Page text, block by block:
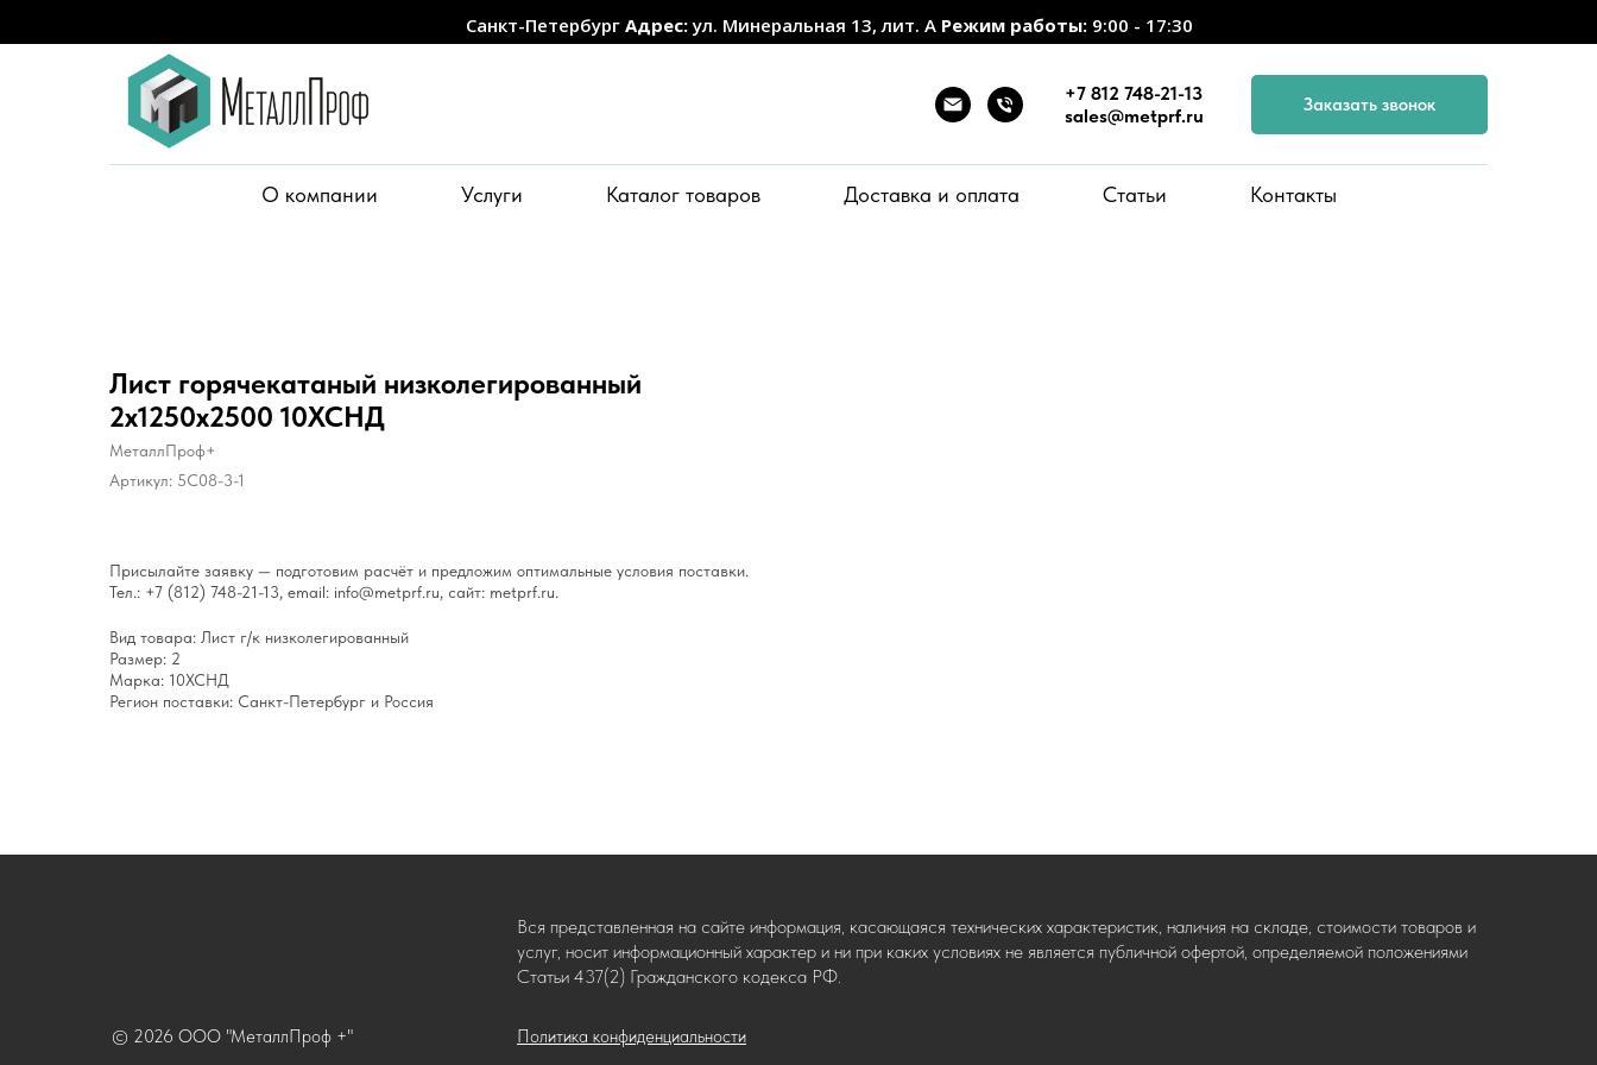
Санкт-Петербург Адрес:ул. Минеральная 13, лит. А Режим работы: 9:00 - 17:30
+7 812 748-21-13
sales@metprf.ru
Заказать звонок
О компании Услуги Каталог товаров Доставка и оплата Статьи Контакты
Лист горячекатаный низколегированный
2х1250х2500 10ХСНД
МеталлПроф+
Артикул: 5C08-3-1
Присылайте заявку — подготовим расчёт и предложим оптимальные условия поставки.
Тел.: +7 (812) 748-21-13, email: info@metprf.ru, сайт: metprf.ru.
Вид товара: Лист г/к низколегированный
Размер: 2
Марка: 10ХСНД
Регион поставки: Санкт-Петербург и Россия
Политика конфиденциальности
© 2026 ООО "МеталлПроф +"
Вся представленная на сайте информация, касающаяся технических характеристик, наличия на складе, стоимости товаров и
услуг, носит информационный характер и ни при каких условиях не является публичной офертой, определяемой положениями
Статьи 437(2) Гражданского кодекса РФ.